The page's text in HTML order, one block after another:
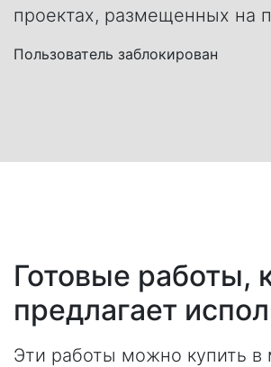
проектах, размещенных на
Пользователь заблокирован
Готовые работы,
предлагает
Эти работы можно купить в